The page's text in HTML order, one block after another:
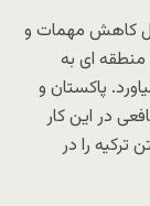
کاهش مهمات و
ای به
پاکستان و
در این کار
ترکیه را در